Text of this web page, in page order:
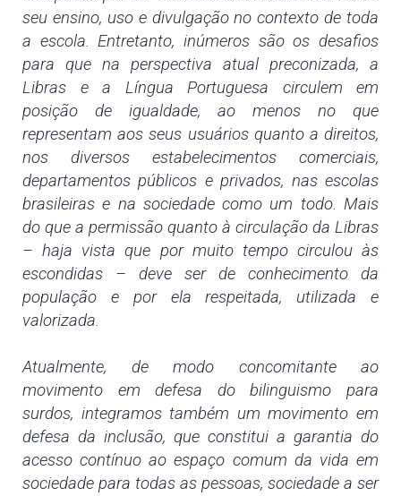
seu ensino, uso e divulgação no contexto de toda
a escola. Entretanto, inúmeros são os desafios
para que na perspectiva atual preconizada, a
Libras e a Língua Portuguesa circulem em
posição de igualdade, ao menos no que
representam aos seus usuários quanto a direitos,
nos diversos estabelecimentos comerciais,
departamentos públicos e privados, nas escolas
brasileiras e na sociedade como um todo. Mais
do que a permissão quanto à circulação da Libras
– haja vista que por muito tempo circulou às
escondidas – deve ser de conhecimento da
população e por ela respeitada, utilizada e
valorizada.
Atualmente, de modo concomitante ao
movimento em defesa do bilinguismo para
surdos, integramos também um movimento em
defesa da inclusão, que constitui a garantia do
acesso contínuo ao espaço comum da vida em
sociedade para todas as pessoas, sociedade a ser